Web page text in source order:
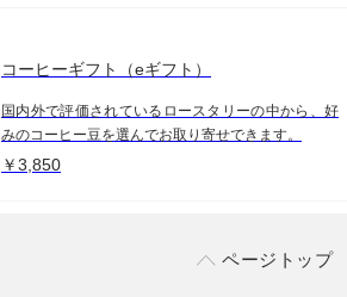
コーヒーギフト（eギフト）
国内外で評価されているロースタリーの中から、好
みのコーヒー豆を選んでお取り寄せできます。
￥3,850
ページトップ